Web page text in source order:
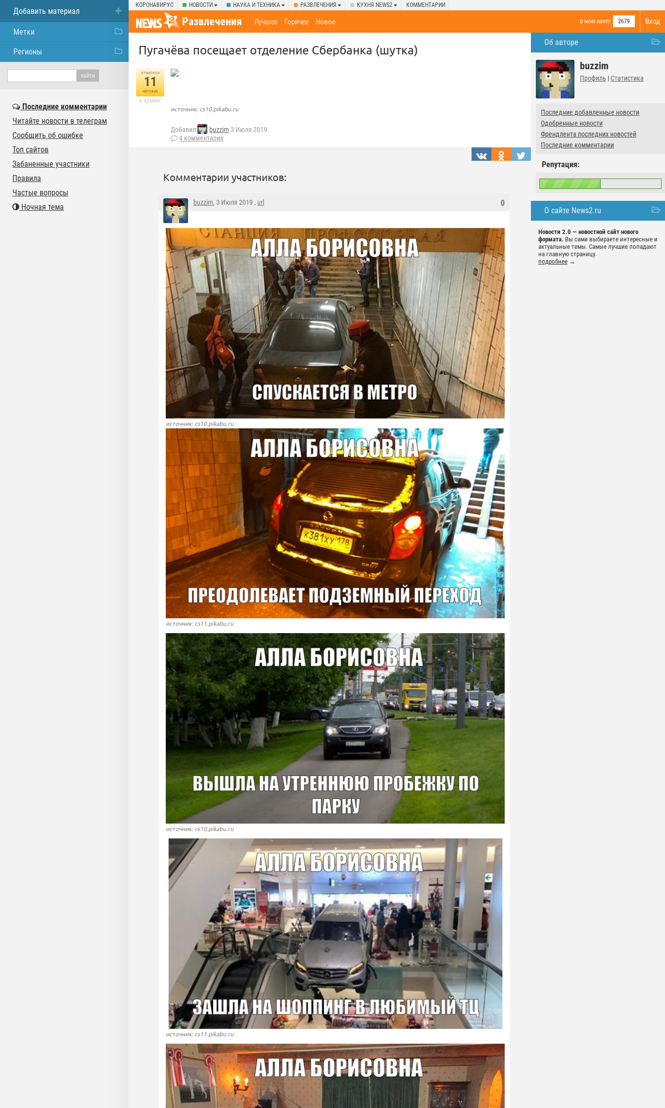
КОРОНАВИРУС НОВОСТИ НАУКА И ТЕХНИКА РАЗВЛЕЧЕНИЯ КУХНЯ NEWS2 КОММЕНТАРИИ
Вход
Развлечения в мою ленту 2679
Лучшее Горячее Новое
Об авторе
buzzim
Профиль | Статистика
Последние добавленные новости
Одобренные новости
Френдлента последних новостей
Последние комментарии
Репутация:
О сайте News2.ru
Новости 2.0 — новостной сайт нового
формата. Вы сами выбираете интересные и
актуальные темы. Самые лучшие попадают
на главную страницу.
подробнее →
Пугачёва посещает отделение Сбербанка (шутка)
отметили
11
человек
в архиве
источник: cs10.pikabu.ru
Добавил buzzim 3 Июля 2019
4 комментария
Комментарии участников:
0
buzzim, 3 Июля 2019 , url
источник: cs10.pikabu.ru
источник: cs11.pikabu.ru
источник: cs10.pikabu.ru
источник: cs11.pikabu.ru
Добавить материал
Метки
Регионы
Последние комментарии
Читайте новости в телеграм
Сообщить об ошибке
Топ сайтов
Забаненные участники
Правила
Частые вопросы
Ночная тема